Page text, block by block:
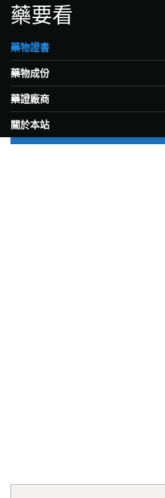
藥要看
藥物證書
藥物成份
藥證廠商
關於本站